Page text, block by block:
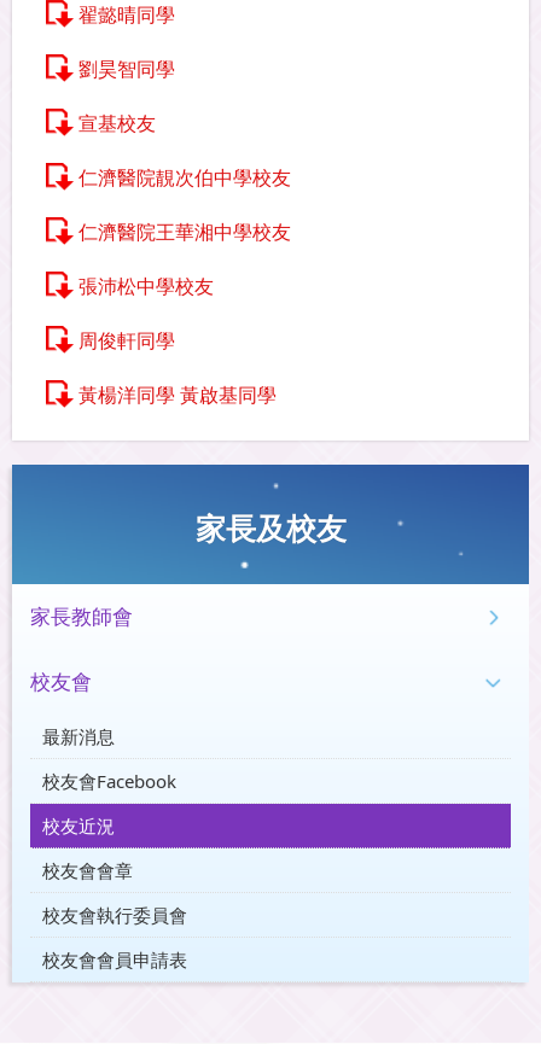
翟懿晴同學
劉昊智同學
宣基校友
仁濟醫院靚次伯中學校友
仁濟醫院王華湘中學校友
張沛松中學校友
周俊軒同學
黃楊洋同學 黃啟基同學
家長及校友
家長教師會
校友會
最新消息
校友會Facebook
校友近況
校友會會章
校友會執行委員會
校友會會員申請表